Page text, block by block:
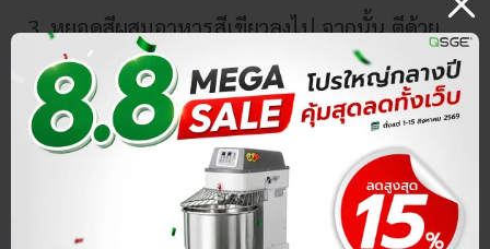
หยอดสีผสมอาหารสีเขียวลงไป จากนั้น ตีด้วย
ความเร็วสปีดต่ำ ให้ได้เนื้อเค้กสีเขียวตาม
ต้องการ เสร็จแล้ว นำไปเทลงในพิมพ์เค้กขนาด
2 ปอนด์ แล้วเข้าเตาอบที่อุณหภูมิ 180 องศา
เซลเซียส ไฟบน-ล่าง เป็นเวลา 30 – 35 นาที
พอครบเวลาให้นำออกมาพักให้เย็นสนิท จาก